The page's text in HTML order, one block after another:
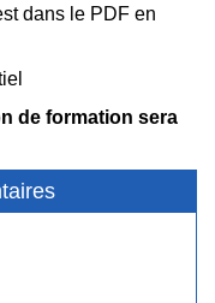
dans le PDF en
de formation sera